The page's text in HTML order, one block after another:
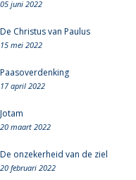
05 juni 2022
De Christus van Paulus
15 mei 2022
Paasoverdenking
17 april 2022
Jotam
20 maart 2022
De onzekerheid van de ziel
20 februari 2022